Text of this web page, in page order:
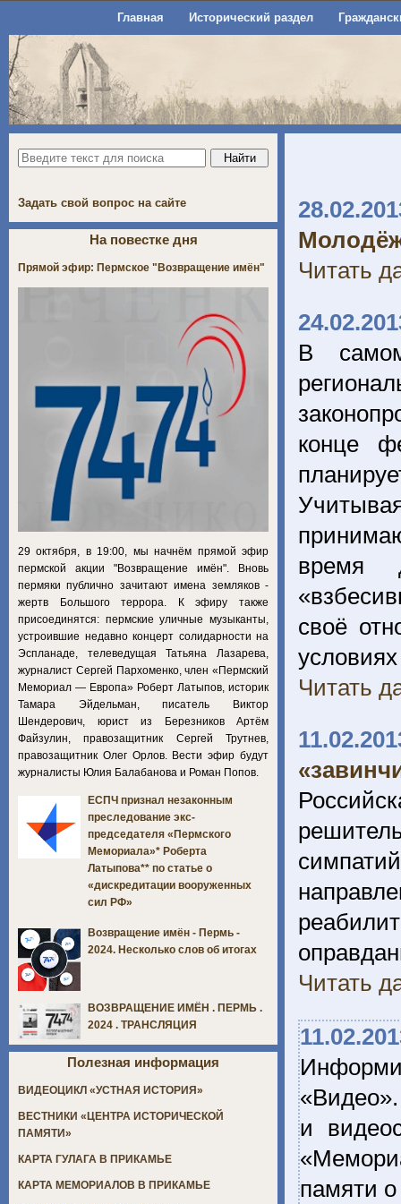
Главная Исторический раздел
Читать
В
конце
время
своё
Читать
Читать
и
памяти о
Задать свой вопрос на сайте
На повестке дня
Прямой эфир: Пермское "Возвращение имён"
29 октября, в 19:00, мы начнём прямой эфир
пермской акции "Возвращение имён". Вновь
пермяки публично зачитают имена земляков -
жертв Большого террора. К эфиру также
присоединятся: пермские уличные музыканты,
устроившие недавно концерт солидарности на
Эспланаде, телеведущая Татьяна Лазарева,
журналист Сергей Пархоменко, член «Пермский
Мемориал — Европа» Роберт Латыпов, историк
Тамара Эйдельман, писатель Виктор
Шендерович, юрист из Березников Артём
Файзулин, правозащитник Сергей Трутнев,
правозащитник Олег Орлов. Вести эфир будут
журналисты Юлия Балабанова и Роман Попов.
ЕСПЧ признал незаконным
преследование экс-
председателя «Пермского
Мемориала»* Роберта
Латыпова** по статье о
«дискредитации вооруженных
сил РФ»
Возвращение имён - Пермь -
2024. Несколько слов об итогах
ВОЗВРАЩЕНИЕ ИМЁН . ПЕРМЬ .
2024 . ТРАНСЛЯЦИЯ
Полезная информация
ВИДЕОЦИКЛ «УСТНАЯ ИСТОРИЯ»
ВЕСТНИКИ «ЦЕНТРА ИСТОРИЧЕСКОЙ
ПАМЯТИ»
КАРТА ГУЛАГА В ПРИКАМЬЕ
КАРТА МЕМОРИАЛОВ В ПРИКАМЬЕ